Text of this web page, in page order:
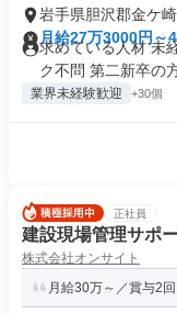
岩手県胆沢郡金ケ
月給27万3000円～
求めている人材 未
ク不問 第二新卒の
業界未経験歓迎 +30個
正社員
建設現場管理サポ
株式会社オンサイト
月給30万～／賞与2